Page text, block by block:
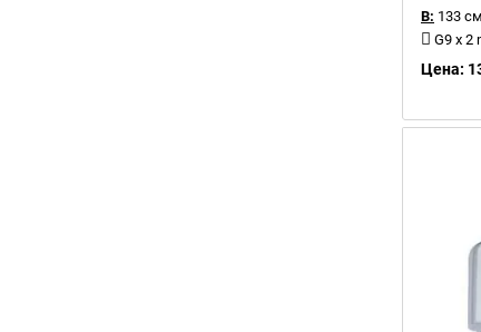
В: 133 см
G9 x 2
Цена: